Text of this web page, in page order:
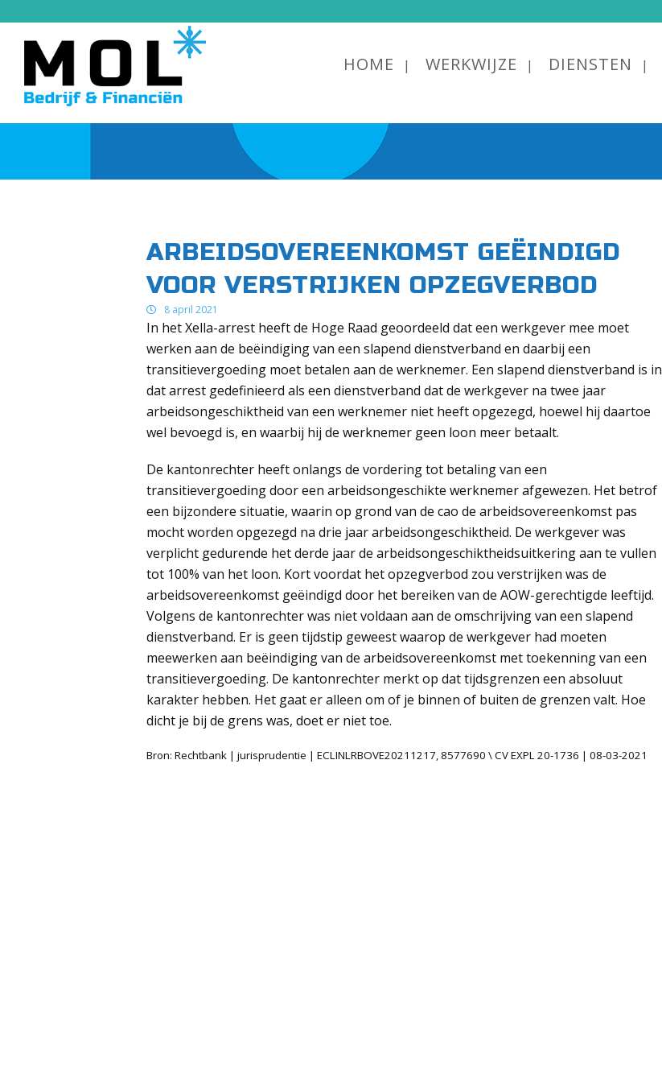
HOME WERKWIJZE DIENSTEN
ARBEIDSOVEREENKOMST GEËINDIGD
VOOR VERSTRIJKEN OPZEGVERBOD
8 april 2021
In het Xella-arrest heeft de Hoge Raad geoordeeld dat een werkgever mee moet
werken aan de beëindiging van een slapend dienstverband en daarbij een
transitievergoeding moet betalen aan de werknemer. Een slapend dienstverband is in
dat arrest gedefinieerd als een dienstverband dat de werkgever na twee jaar
arbeidsongeschiktheid van een werknemer niet heeft opgezegd, hoewel hij daartoe
wel bevoegd is, en waarbij hij de werknemer geen loon meer betaalt.
De kantonrechter heeft onlangs de vordering tot betaling van een
transitievergoeding door een arbeidsongeschikte werknemer afgewezen. Het betrof
een bijzondere situatie, waarin op grond van de cao de arbeidsovereenkomst pas
mocht worden opgezegd na drie jaar arbeidsongeschiktheid. De werkgever was
verplicht gedurende het derde jaar de arbeidsongeschiktheidsuitkering aan te vullen
tot 100% van het loon. Kort voordat het opzegverbod zou verstrijken was de
arbeidsovereenkomst geëindigd door het bereiken van de AOW-gerechtigde leeftijd.
Volgens de kantonrechter was niet voldaan aan de omschrijving van een slapend
dienstverband. Er is geen tijdstip geweest waarop de werkgever had moeten
meewerken aan beëindiging van de arbeidsovereenkomst met toekenning van een
transitievergoeding. De kantonrechter merkt op dat tijdsgrenzen een absoluut
karakter hebben. Het gaat er alleen om of je binnen of buiten de grenzen valt. Hoe
dicht je bij de grens was, doet er niet toe.
Bron: Rechtbank | jurisprudentie | ECLINLRBOVE20211217, 8577690 \ CV EXPL 20-1736 | 08-03-2021